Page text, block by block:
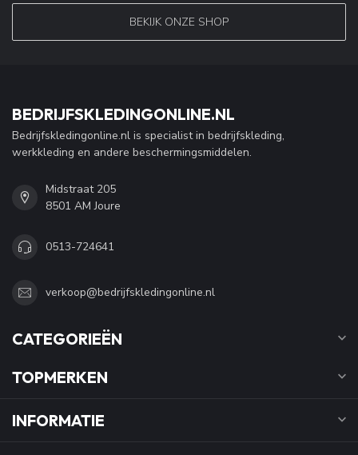
BEKIJK ONZE SHOP
BEDRIJFSKLEDINGONLINE.NL
Bedrijfskledingonline.nl is specialist in bedrijfskleding,
werkkleding en andere beschermingsmiddelen.
Midstraat 205
8501 AM Joure
0513-724641
verkoop@bedrijfskledingonline.nl
CATEGORIEËN
TOPMERKEN
INFORMATIE